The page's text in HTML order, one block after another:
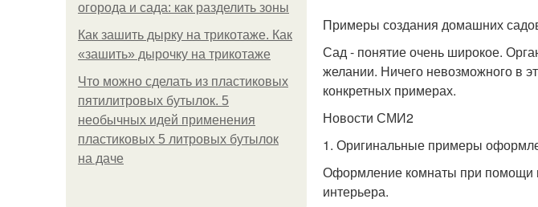
огорода и сада: как разделить зоны
Как зашить дырку на трикотаже. Как
«зашить» дырочку на трикотаже
Что можно сделать из пластиковых
пятилитровых бутылок. 5
необычных идей применения
пластиковых 5 литровых бутылок
на даче
Примеры создания домашних
Сад - понятие очень широкое.
желании. Ничего невозможного в
конкретных примерах.
Новости СМИ2
1. Оригинальные примеры
Оформление комнаты при помощи
интерьера.